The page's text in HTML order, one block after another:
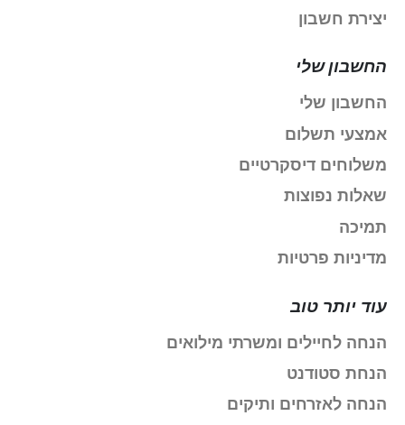
יצירת חשבון
החשבון שלי
החשבון שלי
אמצעי תשלום
משלוחים דיסקרטיים
שאלות נפוצות
תמיכה
מדיניות פרטיות
עוד יותר טוב
הנחה לחיילים ומשרתי מילואים
הנחת סטודנט
הנחה לאזרחים ותיקים